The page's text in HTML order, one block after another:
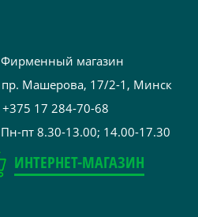
Фирменный магазин
пр. Машерова, 17/2-1, Минск
+375 17 284-70-68
Пн-пт 8.30-13.00; 14.00-17.30
ИНТЕРНЕТ-МАГАЗИН